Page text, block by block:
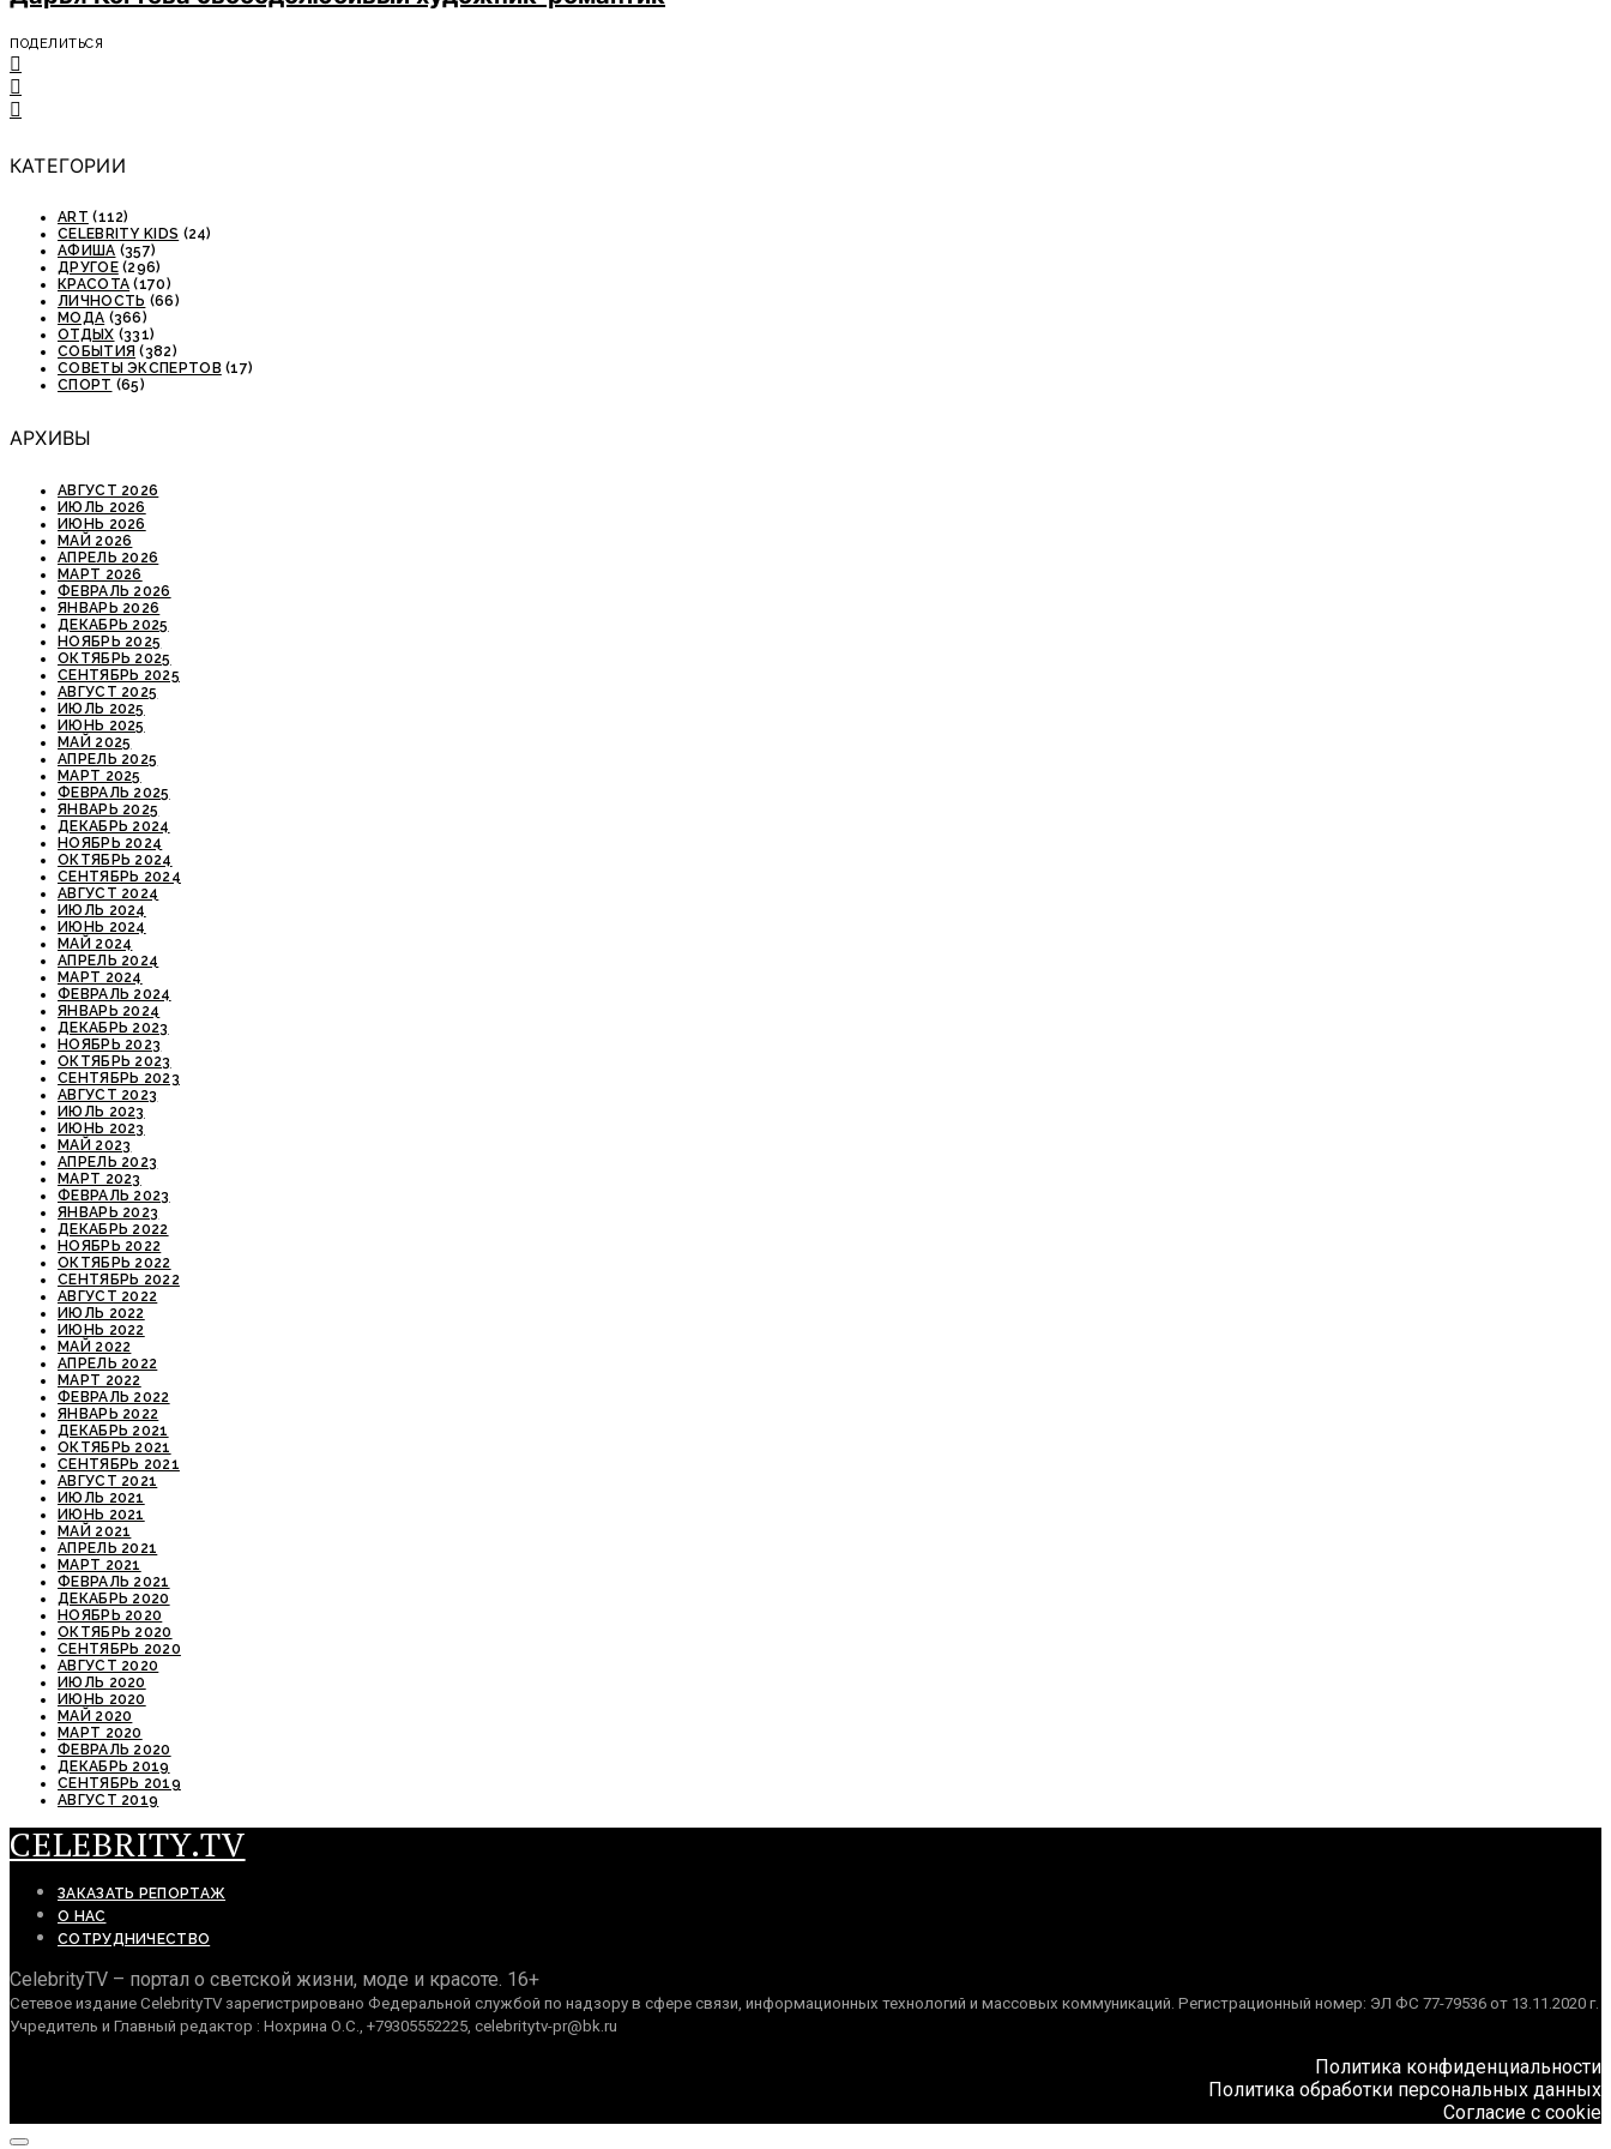
ПОДЕЛИТЬСЯ
КАТЕГОРИИ
ART (112)
CELEBRITY KIDS (24)
АФИША (357)
ДРУГОЕ(296)
КРАСОТА (170)
ЛИЧНОСТЬ (66)
МОДА (366)
ОТДЫХ (331)
СОБЫТИЯ (382)
СОВЕТЫ ЭКСПЕРТОВ (17)
СПОРТ (65)
АРХИВЫ
АВГУСТ 2026
ИЮЛЬ 2026
ИЮНЬ 2026
МАЙ 2026
АПРЕЛЬ 2026
МАРТ 2026
ФЕВРАЛЬ 2026
ЯНВАРЬ 2026
ДЕКАБРЬ 2025
НОЯБРЬ 2025
ОКТЯБРЬ 2025
СЕНТЯБРЬ 2025
АВГУСТ 2025
ИЮЛЬ 2025
ИЮНЬ 2025
МАЙ 2025
АПРЕЛЬ 2025
МАРТ 2025
ФЕВРАЛЬ 2025
ЯНВАРЬ 2025
ДЕКАБРЬ 2024
НОЯБРЬ 2024
ОКТЯБРЬ 2024
СЕНТЯБРЬ 2024
АВГУСТ 2024
ИЮЛЬ 2024
ИЮНЬ 2024
МАЙ 2024
АПРЕЛЬ 2024
МАРТ 2024
ФЕВРАЛЬ 2024
ЯНВАРЬ 2024
ДЕКАБРЬ 2023
НОЯБРЬ 2023
ОКТЯБРЬ 2023
СЕНТЯБРЬ 2023
АВГУСТ 2023
ИЮЛЬ 2023
ИЮНЬ 2023
МАЙ 2023
АПРЕЛЬ 2023
МАРТ 2023
ФЕВРАЛЬ 2023
ЯНВАРЬ 2023
ДЕКАБРЬ 2022
НОЯБРЬ 2022
ОКТЯБРЬ 2022
СЕНТЯБРЬ 2022
АВГУСТ 2022
ИЮЛЬ 2022
ИЮНЬ 2022
МАЙ 2022
АПРЕЛЬ 2022
МАРТ 2022
ФЕВРАЛЬ 2022
ЯНВАРЬ 2022
ДЕКАБРЬ 2021
ОКТЯБРЬ 2021
СЕНТЯБРЬ 2021
АВГУСТ 2021
ИЮЛЬ 2021
ИЮНЬ 2021
МАЙ 2021
АПРЕЛЬ 2021
МАРТ 2021
ФЕВРАЛЬ 2021
ДЕКАБРЬ 2020
НОЯБРЬ 2020
ОКТЯБРЬ 2020
СЕНТЯБРЬ 2020
АВГУСТ 2020
ИЮЛЬ 2020
ИЮНЬ 2020
МАЙ 2020
МАРТ 2020
ФЕВРАЛЬ 2020
ДЕКАБРЬ 2019
СЕНТЯБРЬ 2019
АВГУСТ 2019
CELEBRITY.TV
ЗАКАЗАТЬ РЕПОРТАЖ
О НАС
СОТРУДНИЧЕСТВО
CelebrityTV – портал о светской жизни, моде и красоте. 16+
Сетевое издание CelebrityTV зарегистрировано Федеральной службой по надзору в сфере связи, информационных технологий и массовых коммуникаций. Регистрационный номер: ЭЛ ФС 77-79536 от 13.11.2020 г.
Учредитель и Главный редактор : Нохрина О.С., +79305552225, celebritytv-pr@bk.ru
Политика конфиденциальности
Политика обработки персональных данных
Согласие с cookie